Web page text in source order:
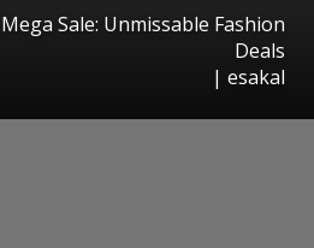
Sale: Unmissable Fashion
Deals
| esakal